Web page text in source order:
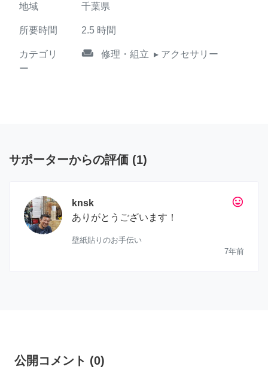
地域 千葉県
所要時間 2.5 時間
カテゴリ
ー
weekend 修理・組立 ▸ アクセサリー
サポーターからの評価 (1)
tag_faces
knsk
ありがとうございます！
壁紙貼りのお手伝い
7年前
公開コメント (0)